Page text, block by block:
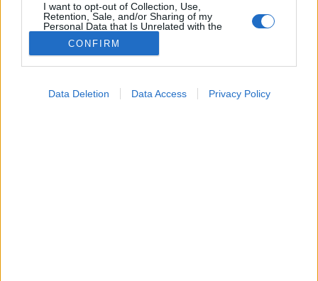
I want to opt-out of Collection, Use,
Retention, Sale, and/or Sharing of my
Personal Data that Is Unrelated with the
Purposes for which it was collected.
Opted Out
CONFIRM
Data Deletion Data Access Privacy Policy